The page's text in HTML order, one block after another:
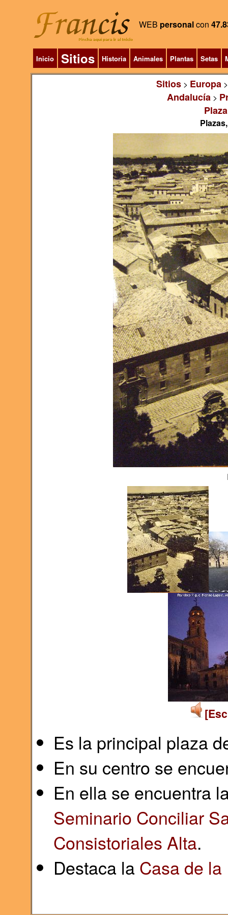
WEB personalcon
Inicio Sitios Historia Animales Plantas Setas
Sitios> Europa
Andalucía>
Es la principal plaza
En su centro se
En ella se encuentra
Seminario Conciliar
Consistoriales Alta.
Destaca la Casa de la